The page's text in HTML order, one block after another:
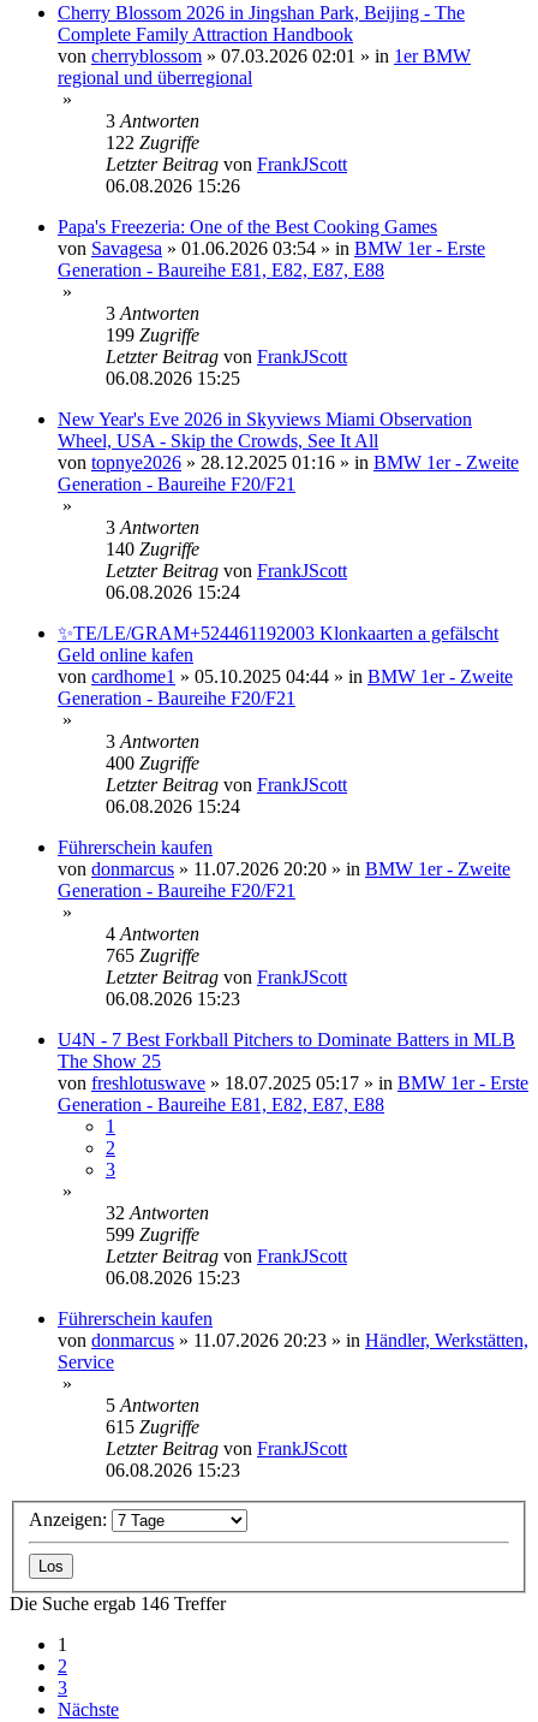
Cherry Blossom 2026 in Jingshan Park, Beijing - The
Complete Family Attraction Handbook
von cherryblossom » 07.03.2026 02:01 » in 1er BMW
regional und überregional
»
3 Antworten
122 Zugriffe
Letzter Beitrag von FrankJScott
06.08.2026 15:26
Papa's Freezeria: One of the Best Cooking Games
von Savagesa » 01.06.2026 03:54 » in BMW 1er - Erste
Generation - Baureihe E81, E82, E87, E88
»
3 Antworten
199 Zugriffe
Letzter Beitrag von FrankJScott
06.08.2026 15:25
New Year's Eve 2026 in Skyviews Miami Observation
Wheel, USA - Skip the Crowds, See It All
von topnye2026 » 28.12.2025 01:16 » in BMW 1er - Zweite
Generation - Baureihe F20/F21
»
3 Antworten
140 Zugriffe
Letzter Beitrag von FrankJScott
06.08.2026 15:24
✨TE/LE/GRAM+524461192003 Klonkaarten a gefälscht
Geld online kafen
von cardhome1 » 05.10.2025 04:44 » in BMW 1er - Zweite
Generation - Baureihe F20/F21
»
3 Antworten
400 Zugriffe
Letzter Beitrag von FrankJScott
06.08.2026 15:24
Führerschein kaufen
von donmarcus » 11.07.2026 20:20 » in BMW 1er - Zweite
Generation - Baureihe F20/F21
»
4 Antworten
765 Zugriffe
Letzter Beitrag von FrankJScott
06.08.2026 15:23
U4N - 7 Best Forkball Pitchers to Dominate Batters in MLB
The Show 25
von freshlotuswave » 18.07.2025 05:17 » in BMW 1er - Erste
Generation - Baureihe E81, E82, E87, E88
1
2
3
»
32 Antworten
599 Zugriffe
Letzter Beitrag von FrankJScott
06.08.2026 15:23
Führerschein kaufen
von donmarcus » 11.07.2026 20:23 » in Händler, Werkstätten,
Service
»
5 Antworten
615 Zugriffe
Letzter Beitrag von FrankJScott
06.08.2026 15:23
Anzeigen:
Die Suche ergab 146 Treffer
1
2
3
Nächste